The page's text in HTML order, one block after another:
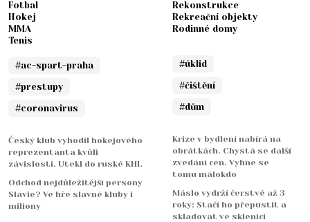
Fotbal
Hokej
MMA
Tenis
#ac-spart-praha
#prestupy
#coronavirus
Český klub vyhodil hokejového
reprezentanta kvůli
závislosti. Utekl do ruské KHL
Odchod nejdůležitější persony
Slavie? Ve hře slavné kluby i
miliony
Rekonstrukce
Rekreační objekty
Rodinné domy
#úklid
#čištění
#dům
Krize v bydlení nabírá na
obrátkách. Chystá se další
zvedání cen. Vyhne se
tomu málokdo
Máslo vydrží čerstvé až 3
roky: Stačí ho přepustit a
skladovat ve sklenici